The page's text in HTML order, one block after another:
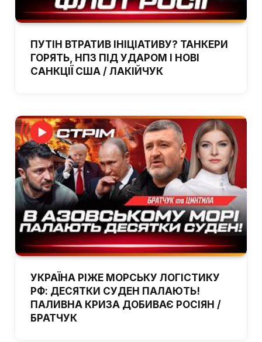
ПУТІН ВТРАТИВ ІНІЦІАТИВУ? ТАНКЕРИ
ГОРЯТЬ, НПЗ ПІД УДАРОМ І НОВІ
САНКЦІЇ США / ЛАКІЙЧУК
УКРАЇНА РІЖЕ МОРСЬКУ ЛОГІСТИКУ
РФ: ДЕСЯТКИ СУДЕН ПАЛАЮТЬ!
ПАЛИВНА КРИЗА ДОБИВАЄ РОСІЯН /
БРАТЧУК